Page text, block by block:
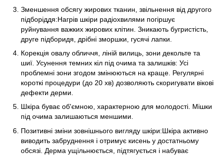
Зменшення обсягу жирових тканин, звільнення від другого
підборіддя:Нагрів шкіри радіохвилями погіршує
руйнування важких жирових клітин. Зникають бугристість,
друге підборидя, дрібні зморшки, гусячі лапки.
Корекція овалу обличчя, ліній вилиць, зони декольте та
шиї. Усунення темних кіл під очима та залишків: Усі
проблемні зони згодом змінюються на краще. Регулярні
короткі процедури (до 20 хв) дозволяють скоригувати вікові
дефекти дерми.
Шкіра буває об'ємною, характерною для молодості. Мішки
під очима залишаються меншими.
Позитивні зміни зовнішнього вигляду шкіри:Шкіра активно
виводить забруднення і отримує кисень у достатньому
обсязі. Дерма ущільнюється, підтягується і набуває